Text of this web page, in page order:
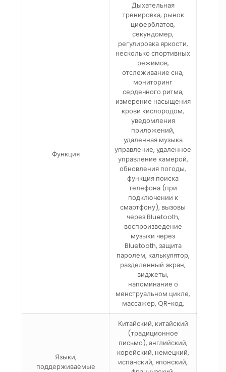
Функция
Дыхательная
тренировка, рынок
циферблатов,
секундомер,
регулировка яркости,
несколько спортивных
режимов,
отслеживание сна,
мониторинг
сердечного ритма,
измерение насыщения
крови кислородом,
уведомления
приложений,
удаленная музыка
управление, удаленное
управление камерой,
обновления погоды,
функция поиска
телефона (при
подключении к
смартфону), вызовы
через Bluetooth,
воспроизведение
музыки через
Bluetooth, защита
паролем, калькулятор,
разделенный экран,
виджеты,
напоминание о
менструальном цикле,
массажер, QR-код.
Языки,
поддерживаемые
Китайский, китайский
(традиционное
письмо), английский,
корейский, немецкий,
испанский, японский,